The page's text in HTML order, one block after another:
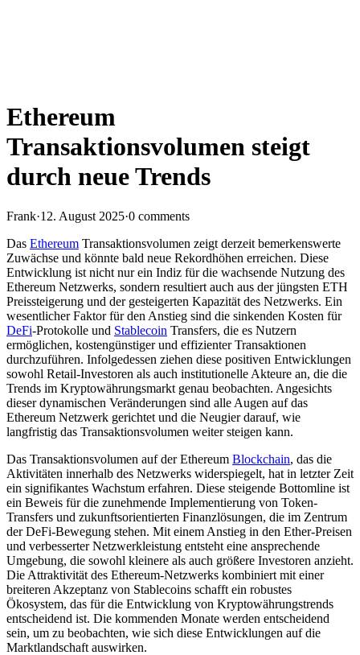
Ethereum
Transaktionsvolumen steigt
durch neue Trends
Frank·12. August 2025·0 comments
Das Ethereum Transaktionsvolumen zeigt derzeit bemerkenswerte
Zuwächse und könnte bald neue Rekordhöhen erreichen. Diese
Entwicklung ist nicht nur ein Indiz für die wachsende Nutzung des
Ethereum Netzwerks, sondern resultiert auch aus der jüngsten ETH
Preissteigerung und der gesteigerten Kapazität des Netzwerks. Ein
wesentlicher Faktor für den Anstieg sind die sinkenden Kosten für
DeFi-Protokolle und Stablecoin Transfers, die es Nutzern
ermöglichen, kostengünstiger und effizienter Transaktionen
durchzuführen. Infolgedessen ziehen diese positiven Entwicklungen
sowohl Retail-Investoren als auch institutionelle Akteure an, die die
Trends im Kryptowährungsmarkt genau beobachten. Angesichts
dieser dynamischen Veränderungen sind alle Augen auf das
Ethereum Netzwerk gerichtet und die Neugier darauf, wie
langfristig das Transaktionsvolumen weiter steigen kann.
Das Transaktionsvolumen auf der Ethereum Blockchain, das die
Aktivitäten innerhalb des Netzwerks widerspiegelt, hat in letzter Zeit
ein signifikantes Wachstum erfahren. Diese steigende Bottomline ist
ein Beweis für die zunehmende Implementierung von Token-
Transfers und zukunftsorientierten Finanzlösungen, die im Zentrum
der DeFi-Bewegung stehen. Mit einem Anstieg in den Ether-Preisen
und verbesserter Netzwerkleistung entsteht eine ansprechende
Umgebung, die sowohl kleinere als auch größere Investoren anzieht.
Die Attraktivität des Ethereum-Netzwerks kombiniert mit einer
breiteren Akzeptanz von Stablecoins schafft ein robustes
Ökosystem, das für die Entwicklung von Kryptowährungstrends
entscheidend ist. Die kommenden Monate werden entscheidend
sein, um zu beobachten, wie sich diese Entwicklungen auf die
Marktlandschaft auswirken.